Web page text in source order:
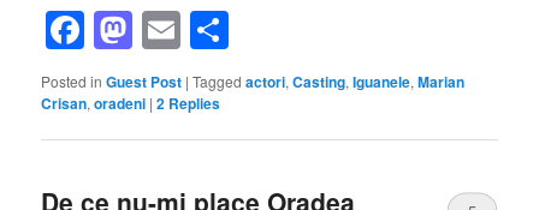
Facebook
Mastodon
Email
Posted in Guest Post |Tagged actori,Casting,Iguanele,Marian
Crisan,oradeni |2 Replies
De ce nu-mi place Oradea